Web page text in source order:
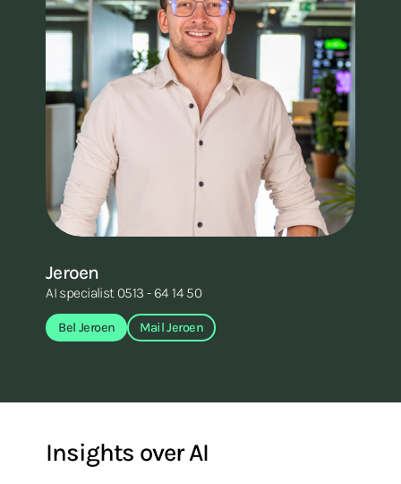
Jeroen
AI specialist 0513 - 64 14 50
Bel Jeroen Mail Jeroen
Insights over AI